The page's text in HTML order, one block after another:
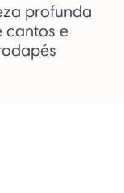
profunda
cantos e